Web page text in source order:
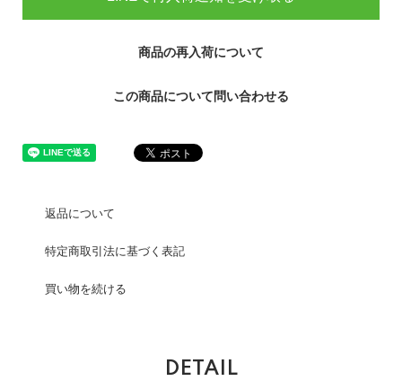
商品の再入荷について
この商品について問い合わせる
返品について
特定商取引法に基づく表記
買い物を続ける
DETAIL